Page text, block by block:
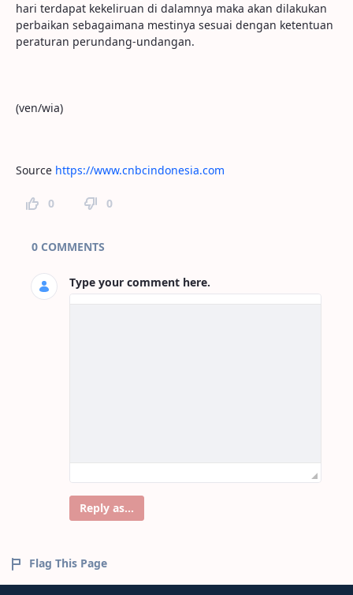
hari terdapat kekeliruan di dalamnya maka akan dilakukan
perbaikan sebagaimana mestinya sesuai dengan ketentuan
peraturan perundang-undangan.
(ven/wia)
Source https://www.cnbcindonesia.com
0 0
Page Comments
0 COMMENTS
Type your comment here.
Reply as...
Flag This Page